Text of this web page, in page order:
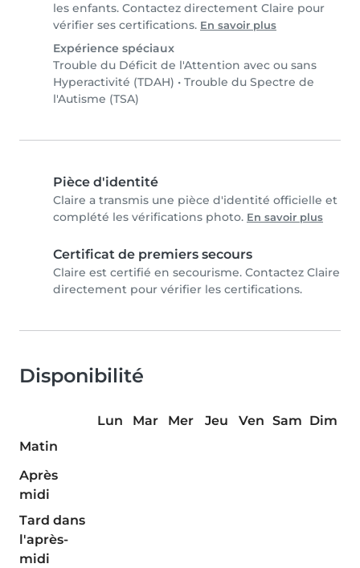
les enfants. Contactez directement Claire pour
vérifier ses certifications. En savoir plus
Expérience spéciaux
Trouble du Déficit de l'Attention avec ou sans
Hyperactivité (TDAH) • Trouble du Spectre de
l'Autisme (TSA)
Pièce d'identité
Claire a transmis une pièce d'identité officielle et
complété les vérifications photo. En savoir plus
Certificat de premiers secours
Claire est certifié en secourisme. Contactez Claire
directement pour vérifier les certifications.
Disponibilité
Lun Mar Mer Jeu Ven Sam Dim
Matin
Après
midi
Tard dans
l'après-
midi